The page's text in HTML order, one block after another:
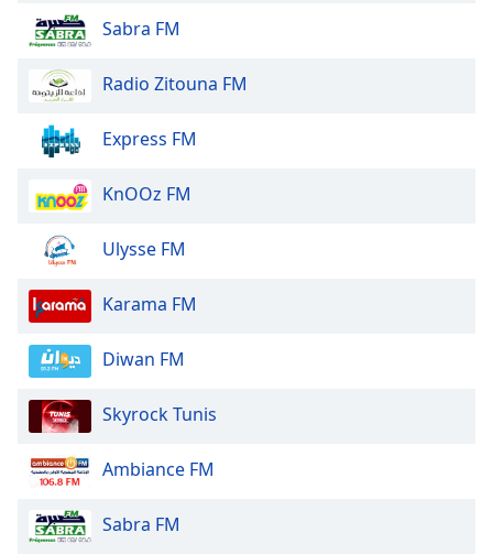
Sabra FM
Radio Zitouna FM
Express FM
KnOOz FM
Ulysse FM
Karama FM
Diwan FM
Skyrock Tunis
Ambiance FM
Sabra FM